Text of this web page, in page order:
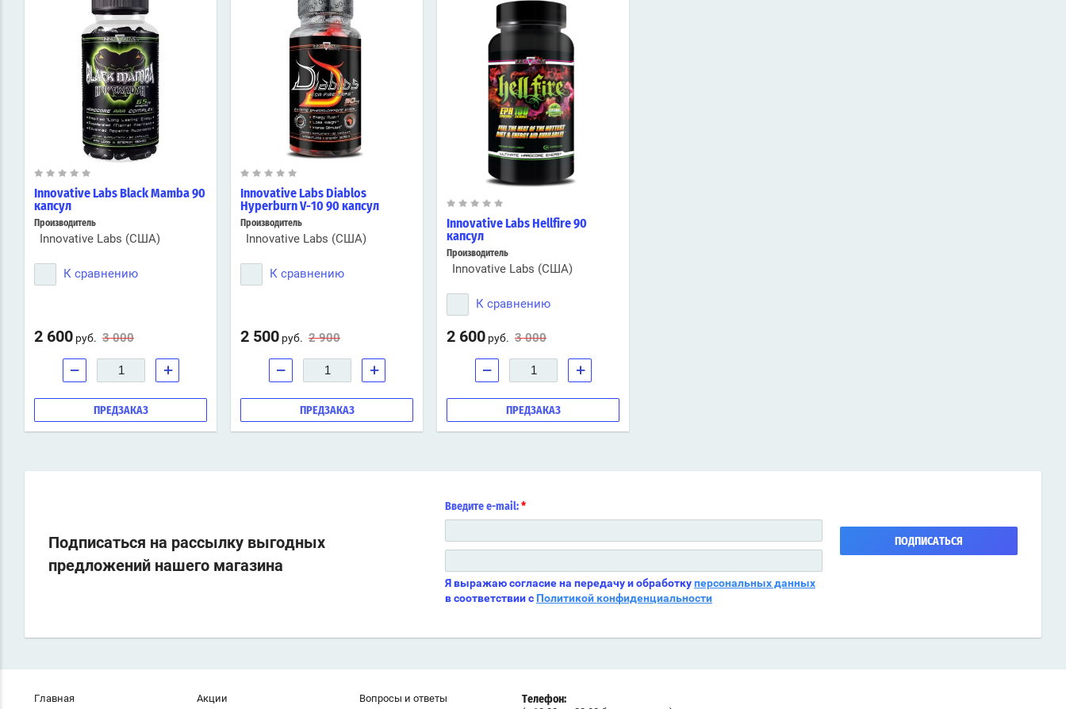
Innovative Labs Black Mamba 90
капсул
Производитель
Innovative Labs (США)
К сравнению
3 000
2 600 руб.
− +
ПРЕДЗАКАЗ
Innovative Labs Diablos
Hyperburn V-10 90 капсул
Производитель
Innovative Labs (США)
К сравнению
2 900
2 500 руб.
− +
ПРЕДЗАКАЗ
Innovative Labs Hellfire 90
капсул
Производитель
Innovative Labs (США)
К сравнению
3 000
2 600 руб.
− +
ПРЕДЗАКАЗ
Подписаться на рассылку выгодных
предложений нашего магазина
Введите e-mail: *
Я выражаю согласие на передачу и обработкуперсональных данных
в соответствии с Политикой конфиденциальности
ПОДПИСАТЬСЯ
Главная Акции Вопросы и ответы Телефон: